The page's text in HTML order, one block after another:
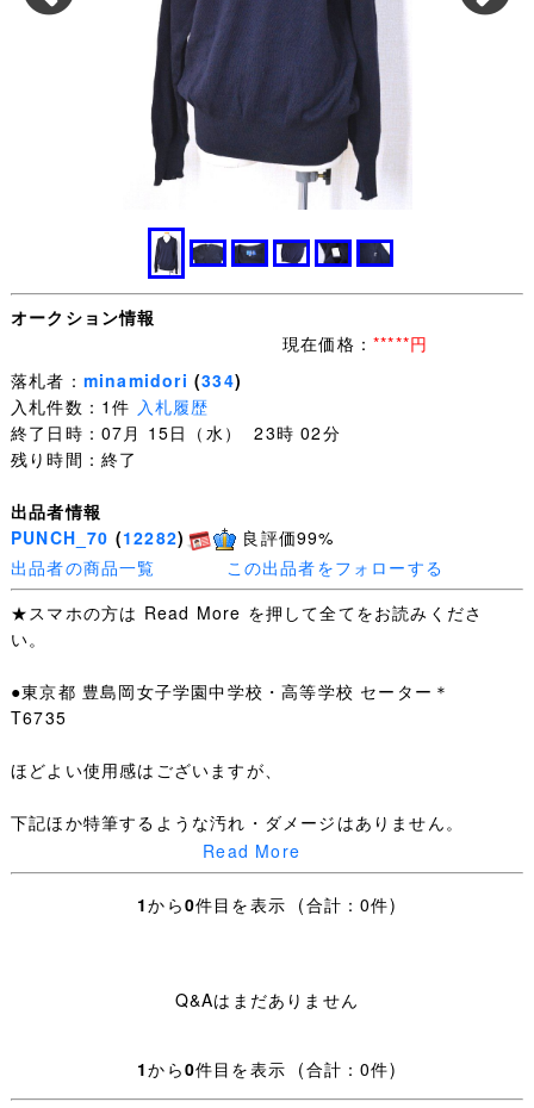
オークション情報
現在価格： *****円
落札者： minamidori (334)
入札件数：1件 入札履歴
終了日時：07月 15日（水） 23時 02分
残り時間：終了
出品者情報
PUNCH_70 (12282)
良評価99%
出品者の商品一覧
この出品者をフォローする
★スマホの方は Read More を押して全てをお読みくださ
い。
●東京都 豊島岡女子学園中学校・高等学校 セーター＊
T6735
ほどよい使用感はございますが、
下記ほか特筆するような汚れ・ダメージはありません。
SIZE L 肩幅43cm 身幅50cm 着丈61cm 袖丈59cm 素材
毛 100％ 所々糸抜け
の汚れやダメージ以外は記載していません、写真を優先し
Read More
1から0件目を表示 (合計：0件)
Q&Aはまだありません
1から0件目を表示 (合計：0件)